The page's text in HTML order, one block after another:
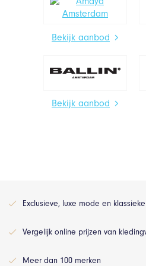
Bekijk aanbod
Bekijk aanbod
Exclusieve, luxe mode en
Vergelijk online prijzen van
Meer dan 100 merken